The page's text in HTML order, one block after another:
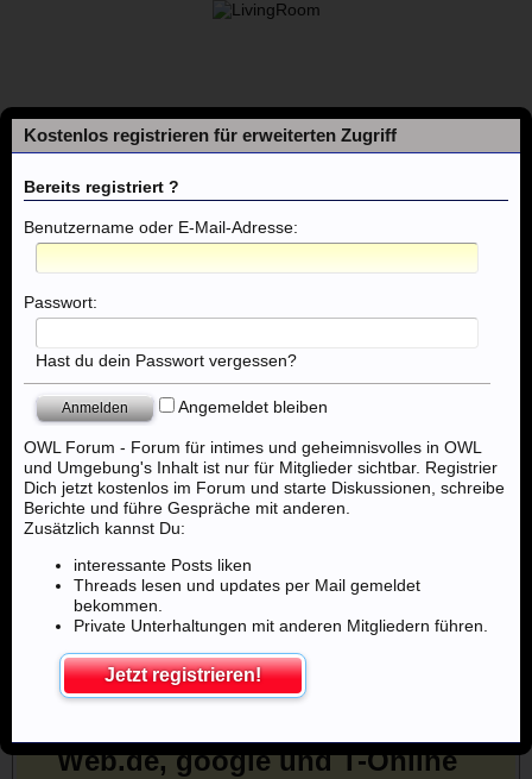
Foren ..:: Massagen ::.. Massage - Bielefeld, Herford,
Web.de, google und T-Online
Foren
Themen mit aktuellen Beiträgen
Kostenlos registrieren für erweiterten Zugriff
Bereits registriert ?
Benutzername oder E-Mail-Adresse:
Passwort:
Hast du dein Passwort vergessen?
Angemeldet bleiben
OWL Forum - Forum für intimes und geheimnisvolles in OWL
und Umgebung's Inhalt ist nur für Mitglieder sichtbar. Registrier
Dich jetzt kostenlos im Forum und starte Diskussionen, schreibe
Berichte und führe Gespräche mit anderen.
Zusätzlich kannst Du:
interessante Posts liken
Threads lesen und updates per Mail gemeldet
bekommen.
Private Unterhaltungen mit anderen Mitgliedern führen.
Jetzt registrieren!